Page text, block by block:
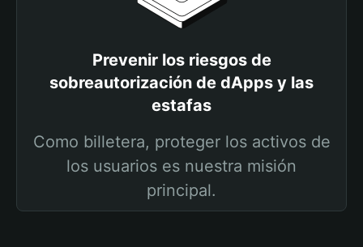
Prevenir los riesgos de
sobreautorización de dApps y las
estafas
Como billetera, proteger los activos de
los usuarios es nuestra misión
principal.